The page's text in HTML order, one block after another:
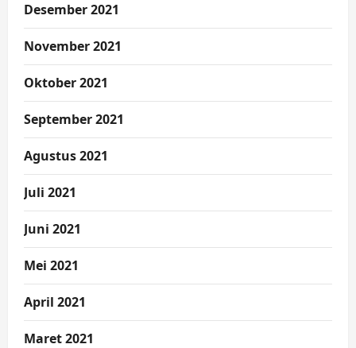
Desember 2021
November 2021
Oktober 2021
September 2021
Agustus 2021
Juli 2021
Juni 2021
Mei 2021
April 2021
Maret 2021